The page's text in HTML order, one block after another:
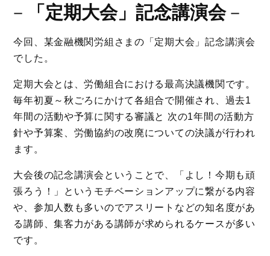
－ 「定期大会」記念講演会－
今回、某金融機関労組さまの「定期大会」記念講演会
でした。
定期大会とは、労働組合における最高決議機関です。
毎年初夏～秋ごろにかけて各組合で開催され、過去1
年間の活動や予算に関する審議と 次の1年間の活動方
針や予算案、労働協約の改廃についての決議が行われ
ます。
大会後の記念講演会ということで、「よし！今期も頑
張ろう！」というモチベーションアップに繋がる内容
や、参加人数も多いのでアスリートなどの知名度があ
る講師、集客力がある講師が求められるケースが多い
です。